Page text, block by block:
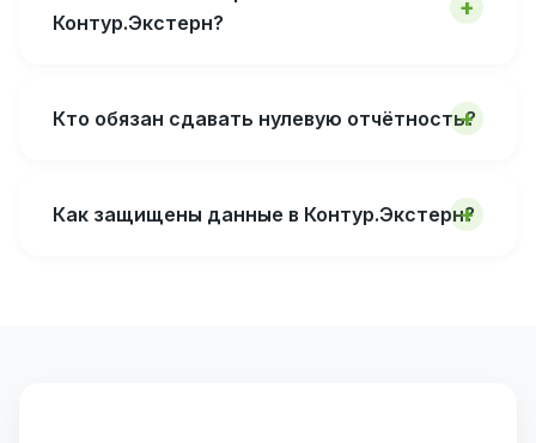
Контур.Экстерн?
Кто обязан сдавать нулевую отчётность?
Как защищены данные в Контур.Экстерн?